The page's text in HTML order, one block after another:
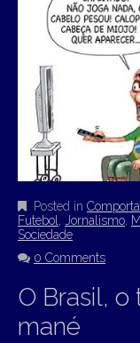
Posted in
Futebol
Jornalismo
Sociedade
0 Comments
O Brasil,
mané